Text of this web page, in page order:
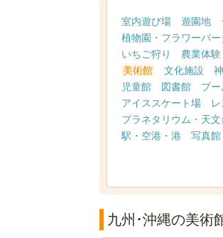
室内遊び場 遊園地
植物園・フラワーパー
いちご狩り
農業体験
美術館
文化施設
児童館
図書館 プー
アイススケート場
プラネタリウム・天文
駅・空港・港
写真館
九州･沖縄の美術